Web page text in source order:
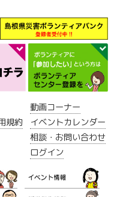
規約
動画コーナー
イベントカレンダー
相談・お問い合わせ
ログイン